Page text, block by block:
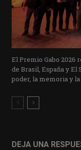
El Premio Gabo 2026
de Brasil, España y El
poder, la memoria y
DEJA UNA